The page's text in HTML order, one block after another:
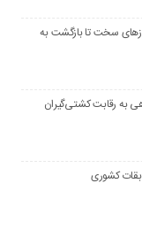
سخت تا بازگشت به
به رقابت کشتی‌گیران
کشوری